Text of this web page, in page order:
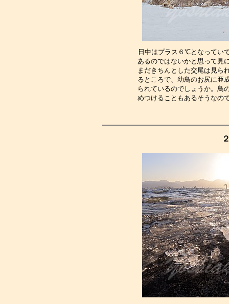
日中はプラス６℃となってい
あるのではないかと思って見
まだきちんとした交尾は見ら
るところで、幼鳥のお尻に亜
られているのでしょうか。鳥
めつけることもあるそう